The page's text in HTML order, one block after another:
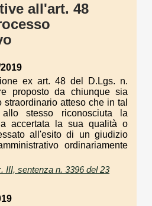
all'art. 48
ex art. 48 del D.Lgs. n.
proposto da chiunque sia
atteso che in tal
stesso riconosciuta la
accertata la sua qualità o
all'esito di un giudizio
ordinariamente
III, sentenza n. 3396 del 23